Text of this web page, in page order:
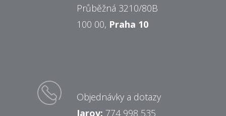
Průběžná 3210/80B
100 00, Praha 10
Objednávky a dotazy
Jarov: 774 998 535